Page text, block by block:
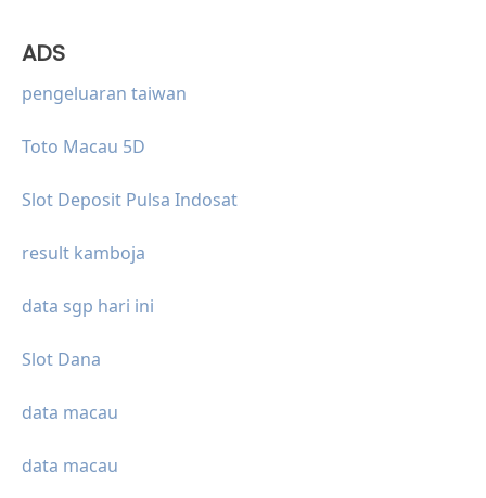
ADS
pengeluaran taiwan
Toto Macau 5D
Slot Deposit Pulsa Indosat
result kamboja
data sgp hari ini
Slot Dana
data macau
data macau